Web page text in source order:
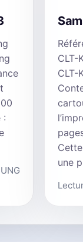
:
CLT-
CLT-
une